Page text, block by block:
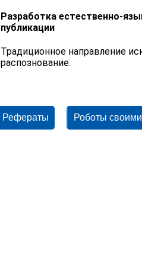
Разработка естественно-
публикации
Традиционное направление
распознование.
Рефераты Роботы